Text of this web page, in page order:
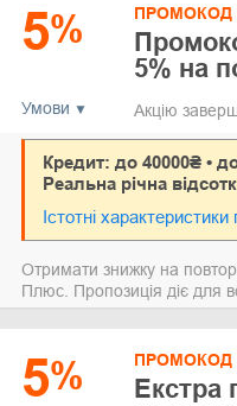
5%
Умови
ПРОМОКОД
5% на
Акцію
Кредит: до 40000₴ •
Реальна річна
Істотні характеристики
Отримати знижку на
Плюс. Пропозиція діє для
5% ПРОМОКОД
Екстра